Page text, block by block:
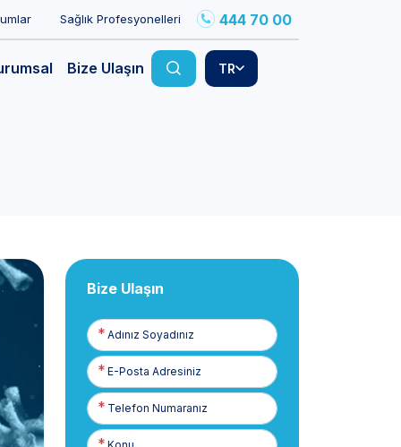
Sağlık Profesyonelleri 444 70 00
Bize Ulaşın TR
Bize Ulaşın
Adınız
Soyadınız
E-
Posta
Telefon
Numaranız